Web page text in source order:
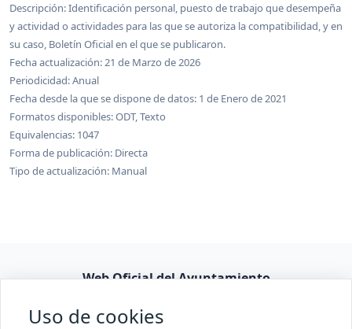
Descripción: Identificación personal, puesto de trabajo que desempeña
y actividad o actividades para las que se autoriza la compatibilidad, y en
su caso, Boletín Oficial en el que se publicaron.
Fecha actualización: 21 de Marzo de 2026
Periodicidad: Anual
Fecha desde la que se dispone de datos: 1 de Enero de 2021
Formatos disponibles: ODT, Texto
Equivalencias: 1047
Forma de publicación: Directa
Tipo de actualización: Manual
Web Oficial del Ayuntamiento
Consulta pública
Uso de cookies